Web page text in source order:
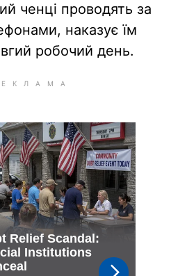
ченці проводять за
наказує їм
робочий день.